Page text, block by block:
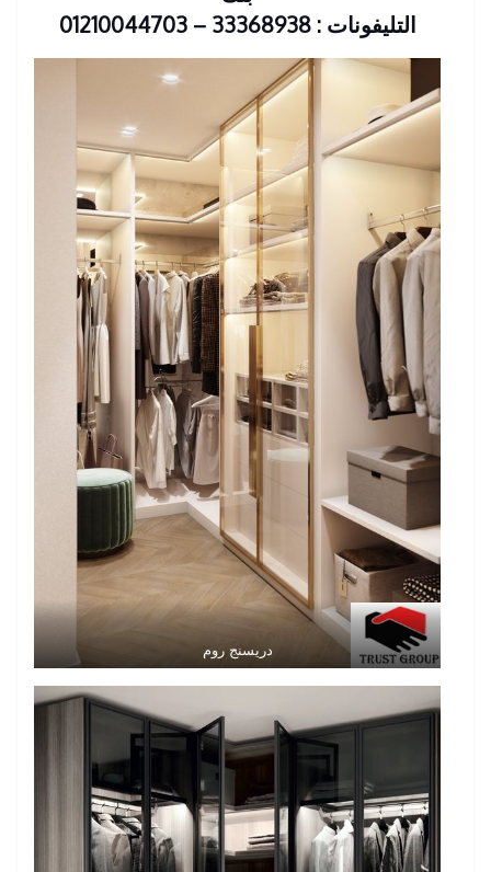
التليفونات : 33368938 – 01210044703
دريسنج روم